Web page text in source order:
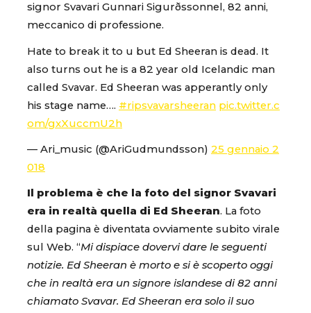
signor Svavari Gunnari Sigurðssonnel, 82 anni,
meccanico di professione.
Hate to break it to u but Ed Sheeran is dead. It
also turns out he is a 82 year old Icelandic man
called Svavar. Ed Sheeran was apperantly only
his stage name…. #ripsvavarsheeran pic.twitter.c
om/gxXuccmU2h
— Ari_music (@AriGudmundsson) 25 gennaio 2
018
Il problema è che la foto del signor Svavari
era in realtà quella di Ed Sheeran. La foto
della pagina è diventata ovviamente subito virale
sul Web. “Mi dispiace dovervi dare le seguenti
notizie. Ed Sheeran è morto e si è scoperto oggi
che in realtà era un signore islandese di 82 anni
chiamato Svavar. Ed Sheeran era solo il suo